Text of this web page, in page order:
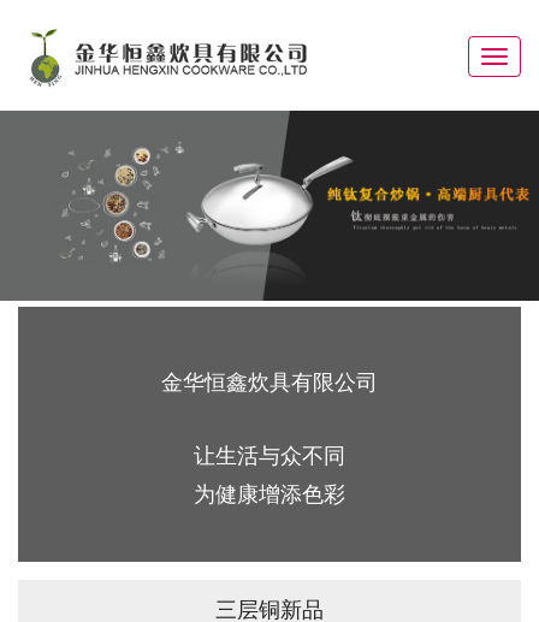
Toggle
金华恒鑫炊具有限公司
让生活与众不同
为健康增添色彩
三层铜新品